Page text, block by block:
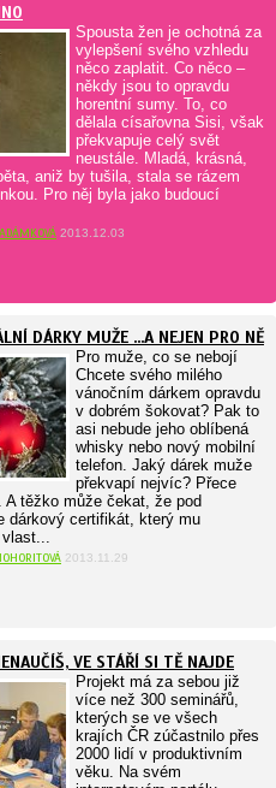
Spousta žen je ochotná za
vylepšení svého vzhledu
něco zaplatit. Co něco –
někdy jsou to opravdu
horentní sumy. To, co
dělala císařovna Sisi, však
překvapuje celý svět
neustále. Mladá, krásná,
aniž by tušila, stala se rázem
Pro něj byla jako budoucí
2013.12.03
DÁRKY MUŽE ...A NEJEN PRO NĚ
Pro muže, co se nebojí
Chcete svého milého
vánočním dárkem opravdu
v dobrém šokovat? Pak to
asi nebude jeho oblíbená
whisky nebo nový mobilní
telefon. Jaký dárek muže
překvapí nejvíc? Přece
A těžko může čekat, že pod
dárkový certifikát, který mu
2013.11.29
VE STÁŘÍ SI TĚ NAJDE
Projekt má za sebou již
více než 300 seminářů,
kterých se ve všech
krajích ČR zúčastnilo přes
2000 lidí v produktivním
věku. Na svém